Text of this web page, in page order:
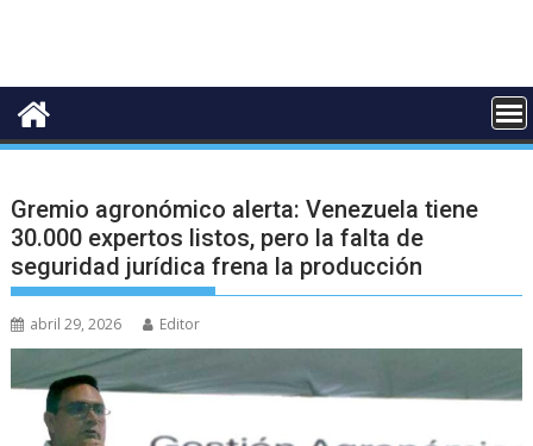
Gremio agronómico alerta: Venezuela tiene
30.000 expertos listos, pero la falta de
seguridad jurídica frena la producción
abril 29, 2026 Editor